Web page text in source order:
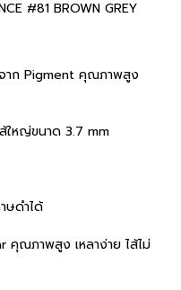
#81 BROWN GREY
าก Pigment คุณภาพสูง
ใหญ่ขนาด 3.7 mm
ษดำได้
คุณภาพสูง เหลาง่าย ไส้ไม่